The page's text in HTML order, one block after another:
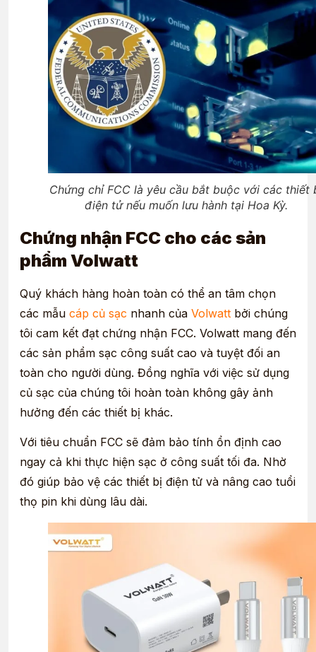
Chứng chỉ FCC là yêu cầu bắt buộc với các thiết
điện tử nếu muốn lưu hành tại Hoa Kỳ.
Chứng nhận FCC cho các sản
phẩm Volwatt
Quý khách hàng hoàn toàn có thể an tâm chọn
các mẫu cáp củ sạc nhanh của Volwatt bởi chúng
tôi cam kết đạt chứng nhận FCC. Volwatt mang đến
các sản phẩm sạc công suất cao và tuyệt đối an
toàn cho người dùng. Đồng nghĩa với việc sử dụng
củ sạc của chúng tôi hoàn toàn không gây ảnh
hưởng đến các thiết bị khác.
Với tiêu chuẩn FCC sẽ đảm bảo tính ổn định cao
ngay cả khi thực hiện sạc ở công suất tối đa. Nhờ
đó giúp bảo vệ các thiết bị điện tử và nâng cao tuổi
thọ pin khi dùng lâu dài.